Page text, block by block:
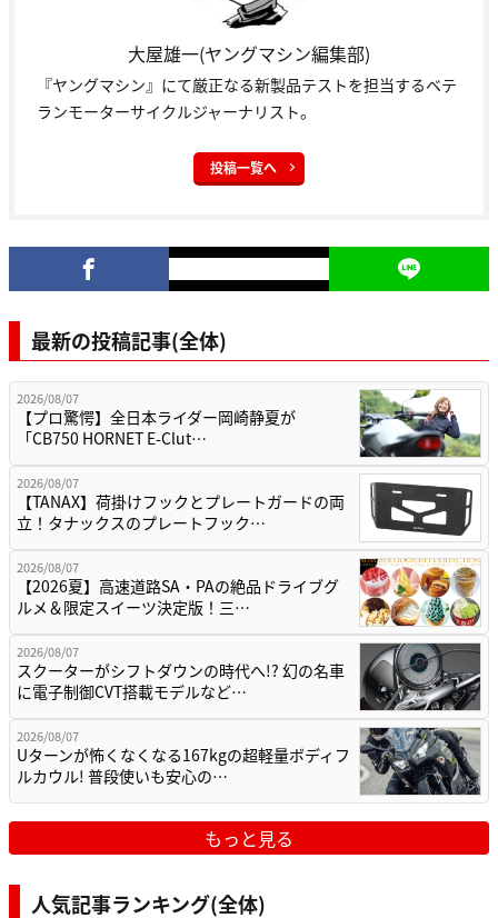
大屋雄一(ヤングマシン編集部)
『ヤングマシン』にて厳正なる新製品テストを担当するベテ
ランモーターサイクルジャーナリスト。
投稿一覧へ
最新の投稿記事(全体)
2026/08/07
【プロ驚愕】全日本ライダー岡崎静夏が
「CB750 HORNET E-Clut…
2026/08/07
【TANAX】荷掛けフックとプレートガードの両
立！タナックスのプレートフック…
2026/08/07
【2026夏】高速道路SA・PAの絶品ドライブグ
ルメ＆限定スイーツ決定版！三…
2026/08/07
スクーターがシフトダウンの時代へ!? 幻の名車
に電子制御CVT搭載モデルなど…
2026/08/07
Uターンが怖くなくなる167kgの超軽量ボディフ
ルカウル! 普段使いも安心の…
もっと見る
人気記事ランキング(全体)